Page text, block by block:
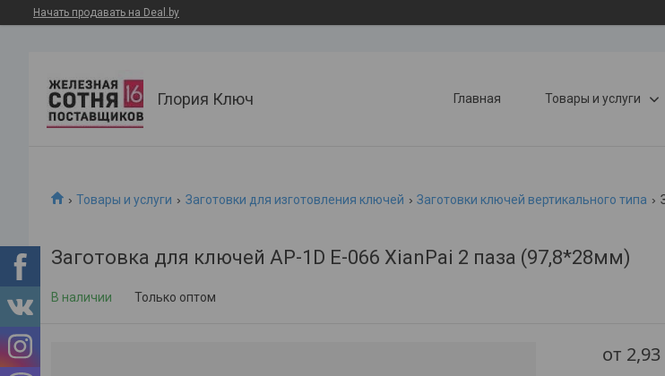
Начать продавать на Deal.by
Глория Ключ Главная Товары и услуги
Товары и услуги Заготовки для изготовления ключей Заготовки ключей вертикального типа
Заготовка для ключей AP-1D E-066 XianPai 2 паза (97,8*28мм)
В наличии Только оптом
от 2,93